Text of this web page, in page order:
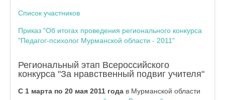
Список участников
Приказ "Об итогах проведения регионального конкурса
"Педагог-психолог Мурманской области - 2011"
Региональный этап Всероссийского
конкурса "За нравственный подвиг учителя"
С 1 марта по 20 мая 2011 года в Мурманской области